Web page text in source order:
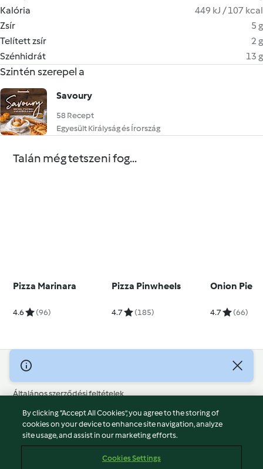
Kalória
449 kJ / 107 kcal
Zsír
5 g
Telített zsír
2 g
Szénhidrát
13 g
Szintén szerepel a
Savoury
58 Recept
Egyesült Királyság és Írország
Talán még tetszeni fog...
Pizza Marinara
4.6 (96)
Pizza Pinwheels
4.7 (185)
Onion Pie
4.7 (66)
© Szerzői jog 2026
Általános szerződési feltételek
Adatvédelmi irányelvek
Jogi nyilatkozat
Cégjelzés
By clicking “Accept All Cookies”, you agree to the storing of
cookies on your device to enhance site navigation, analyze
site usage, and assist in our marketing efforts.
Cookies Settings